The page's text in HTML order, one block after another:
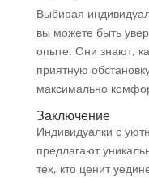
Выбирая
вы можете быть
опыте. Они знают,
приятную
максимально
Заключение
Индивидуалки с
предлагают
тех, кто ценит